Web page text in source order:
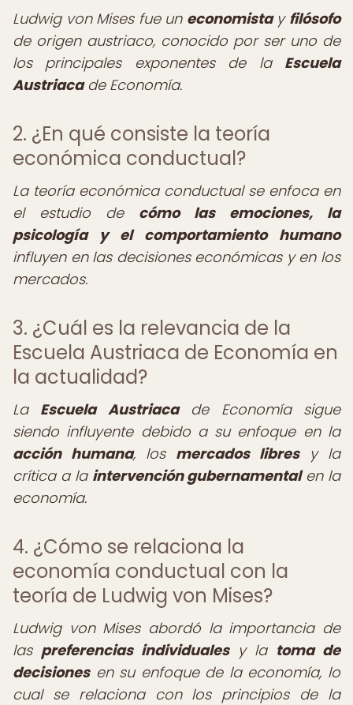
Ludwig von Mises fue un economistay filósofo
de origen austriaco, conocido por ser uno de
los principales exponentes de la Escuela
Austriacade Economía.
2. ¿En qué consiste la teoría
económica conductual?
La teoría económica conductual se enfoca en
el estudio de cómo las emociones, la
psicología y el comportamiento humano
influyen en las decisiones económicas y en los
mercados.
3. ¿Cuál es la relevancia de la
Escuela Austriaca de Economía en
la actualidad?
La Escuela Austriacade Economía sigue
siendo influyente debido a su enfoque en la
acción humana, los mercados libresy la
crítica a la intervención gubernamentalen la
economía.
4. ¿Cómo se relaciona la
economía conductual con la
teoría de Ludwig von Mises?
Ludwig von Mises abordó la importancia de
las preferencias individualesy la toma de
decisionesen su enfoque de la economía, lo
cual se relaciona con los principios de la